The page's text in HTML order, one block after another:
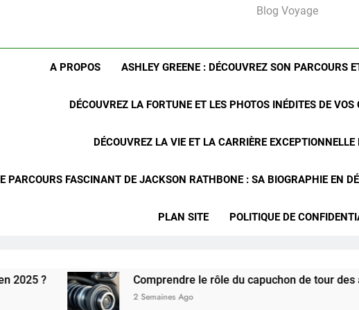
Blog Voyage
A PROPOS ASHLEY GREENE : DÉCOUVREZ SON PARCOURS
DÉCOUVREZ LA FORTUNE ET LES PHOTOS INÉDITES DE VOS
DÉCOUVREZ LA VIE ET LA CARRIÈRE
PARCOURS FASCINANT DE JACKSON RATHBONE : SA BIOGRAPHIE EN
PLAN SITE POLITIQUE DE
Comprendre le rôle du capuchon de tour des
2 Semaines Ago